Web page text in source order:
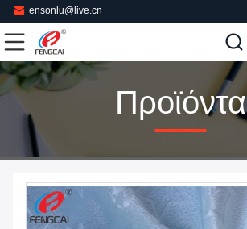
ensonlu@live.cn
Προϊόντα